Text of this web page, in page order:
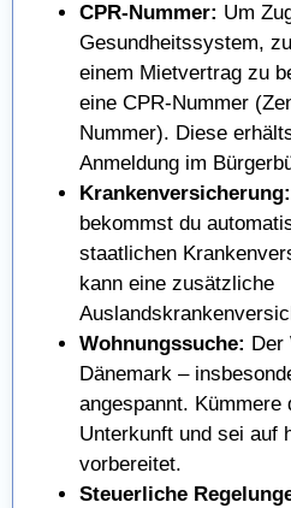
CPR-Nummer: Um
Gesundheitssystem,
einem Mietvertrag zu
eine CPR-Nummer
Nummer). Diese
Anmeldung im
Krankenversicherung:
bekommst du
staatlichen
kann eine zusätzliche
Wohnungssuche:
Dänemark –
angespannt.
Unterkunft und sei auf
vorbereitet.
Steuerliche